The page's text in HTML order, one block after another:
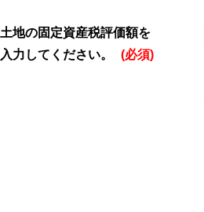
土地の固定資産税評価額を
入力してください。
(必須)